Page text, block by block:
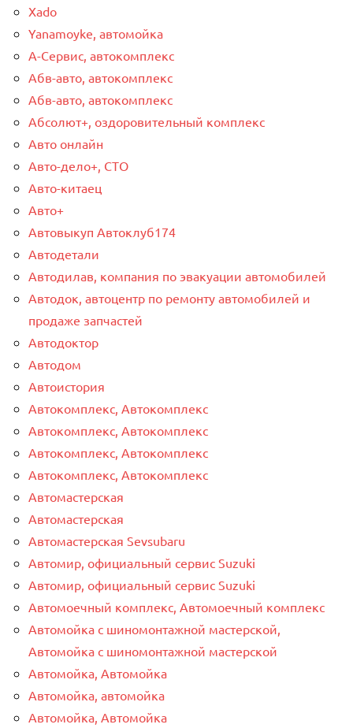
Xado
Yanamoyke, автомойка
А-Сервис, автокомплекс
Абв-авто, автокомплекс
Абв-авто, автокомплекс
Абсолют+, оздоровительный комплекс
Авто онлайн
Авто-дело+, СТО
Авто-китаец
Авто+
Автовыкуп Автоклуб174
Автодетали
Автодилав, компания по эвакуации автомобилей
Автодок, автоцентр по ремонту автомобилей и
продаже запчастей
Автодоктор
Автодом
Автоистория
Автокомплекс, Автокомплекс
Автокомплекс, Автокомплекс
Автокомплекс, Автокомплекс
Автокомплекс, Автокомплекс
Автомастерская
Автомастерская
Автомастерская Sevsubaru
Автомир, официальный сервис Suzuki
Автомир, официальный сервис Suzuki
Автомоечный комплекс, Автомоечный комплекс
Автомойка с шиномонтажной мастерской,
Автомойка с шиномонтажной мастерской
Автомойка, Автомойка
Автомойка, автомойка
Автомойка, Автомойка